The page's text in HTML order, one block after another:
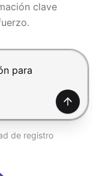
clave
para añadir
de registro